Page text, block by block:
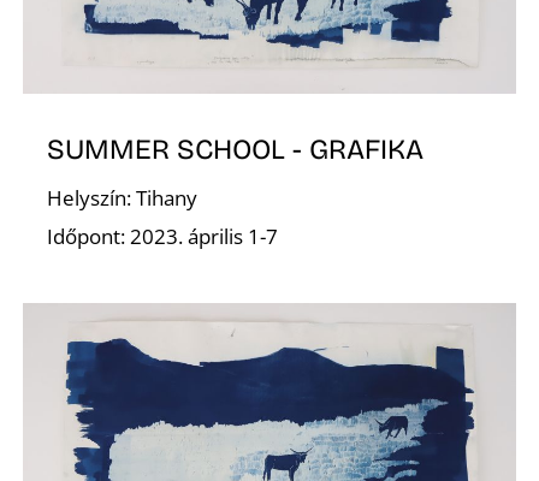
SUMMER SCHOOL - GRAFIKA
Helyszín: Tihany
Időpont: 2023. április 1-7